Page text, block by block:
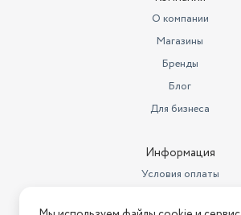
О компании
Магазины
Бренды
Блог
Для бизнеса
Информация
Условия оплаты